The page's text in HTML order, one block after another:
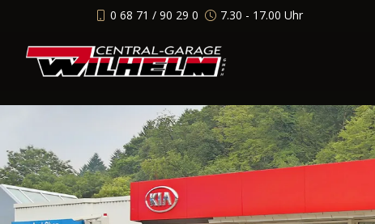
0 68 71 / 90 29 0 7.30 - 17.00 Uhr